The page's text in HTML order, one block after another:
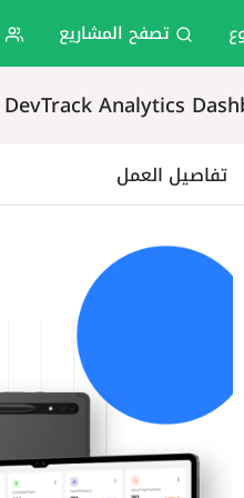
تصفح المشاريع
DevTrack Analytics
تفاصيل العمل